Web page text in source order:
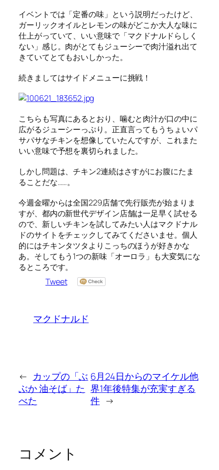
イベントでは「定番の味」という説明だったけど、
ガーリックオイルとレモンの味がどこか大人な味に
仕上がっていて、いい意味で「マクドナルドらしく
ない」感じ。肉がとてもジューシーで肉汁溢れ出て
きていてとてもおいしかった。
続きましてはサイドメニューに挑戦！
こちらも写真にあるとおり、噛むと肉汁が口の中に
広がるジューシーっぷり。正直言ってもうちょいパ
サパサなチキンを想像していたんですが、これまた
いい意味で予想を裏切られました。
しかし問題は、チキン2連続はさすがにお腹にたま
ることだな……。
今週金曜からは全国229店舗で先行販売が始まりま
すが、都内の新世代デザイン店舗は一足早く試せる
ので、新しいチキンを試してみたい人はマクドナル
ドのサイトをチェックしてみてくださいませ。個人
的にはチキンタツタよりこっちのほうが好きかな
あ。そしてもう1つの新味「オーロラ」も大変気にな
るところです。
Tweet
マクドナルド
← カップの「ぶ
ぶか 油そば」た
べた
6月24日からのマイケル他
界1年後特集が充実すぎる
件 →
コメント